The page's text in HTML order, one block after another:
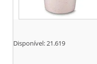
Disponível:21.619